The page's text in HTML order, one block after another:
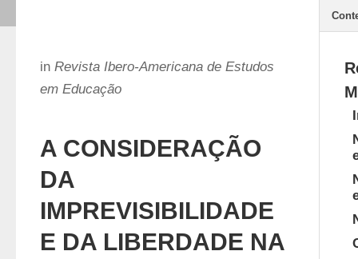
in Revista Ibero-Americana de Estudos
em Educação
A CONSIDERAÇÃO
DA
IMPREVISIBILIDADE
E DA LIBERDADE NA